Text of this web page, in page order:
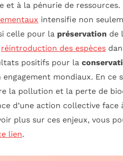
et à la pénurie de ressources.
intensifie non
celle pour la préservation de
réintroduction des espèces
positifs pour la
mondiaux. En ce
la pollution et la perte de
d’une action collective face
plus sur ces enjeux, vous
lien.